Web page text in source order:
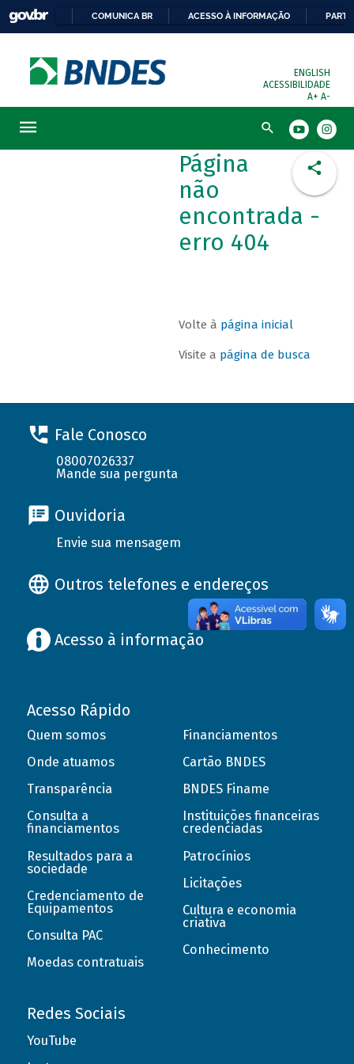
COMUNICA BR ACESSO À INFORMAÇÃO
ENGLISH
ACESSIBILIDADE
A+ A-
Busca
Página
não
encontrada -
erro 404
Volte à página inicial
Visite a página de busca
Fale Conosco
08007026337
Mande sua pergunta
Ouvidoria
Envie sua mensagem
Outros telefones e endereços
Acesso à informação
Acesso Rápido
Quem somos
Onde atuamos
Transparência
Consulta a
financiamentos
Resultados para a
sociedade
Credenciamento de
Equipamentos
Consulta PAC
Moedas contratuais
Financiamentos
Cartão BNDES
BNDES Finame
Instituições financeiras
credenciadas
Patrocínios
Licitações
Cultura e economia
criativa
Conhecimento
Redes Sociais
YouTube